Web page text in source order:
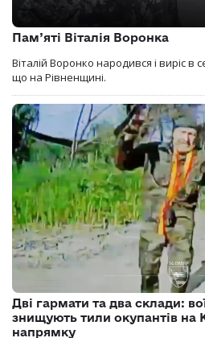
Пам’яті Віталія Воронка
Віталій Воронко народився і виріс в
що на Рівненщині.
Дві гармати та два склади:
знищують тили окупантів на
напрямку